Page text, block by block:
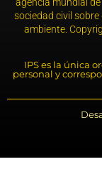
agencia mundial
sociedad civil
ambiente.
IPS es la única
personal y